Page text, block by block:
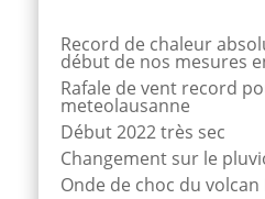
Record de chaleur
début de nos mesures
Rafale de vent record
meteolausanne
Début 2022 très sec
Changement sur le
Onde de choc du volcan